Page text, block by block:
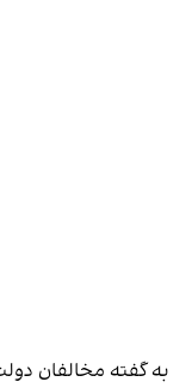
به گفته مخالفان